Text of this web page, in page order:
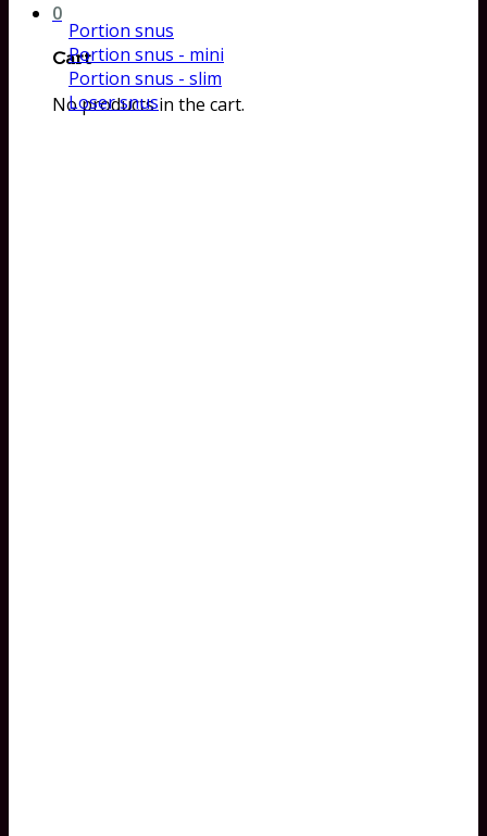
0
Cart
No products in the cart.
Portion snus
Portion snus - mini
Portion snus - slim
Loser snus